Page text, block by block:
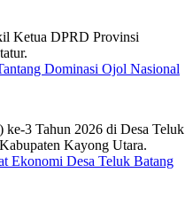
Dominasi Ojol Nasional
Ekonomi Desa Teluk Batang